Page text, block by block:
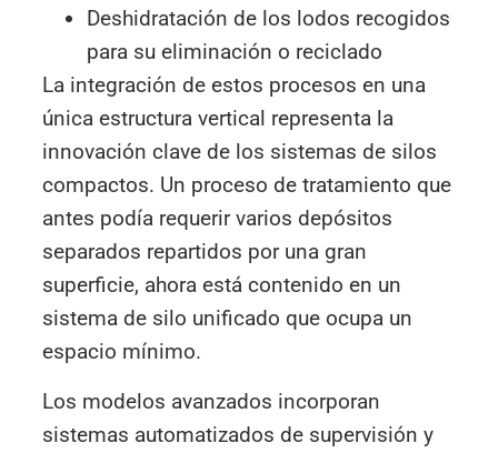
Deshidratación de los lodos recogidos
para su eliminación o reciclado
La integración de estos procesos en una
única estructura vertical representa la
innovación clave de los sistemas de silos
compactos. Un proceso de tratamiento que
antes podía requerir varios depósitos
separados repartidos por una gran
superficie, ahora está contenido en un
sistema de silo unificado que ocupa un
espacio mínimo.
Los modelos avanzados incorporan
sistemas automatizados de supervisión y